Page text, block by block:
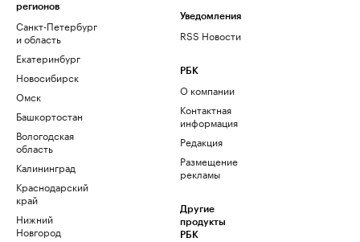
регионов
Санкт-Петербург
и область
Екатеринбург
Новосибирск
Омск
Башкортостан
Вологодская
область
Калининград
Краснодарский
край
Нижний
Новгород
Уведомления
RSS Новости
РБК
О компании
Контактная
информация
Редакция
Размещение
рекламы
Другие
продукты
РБК